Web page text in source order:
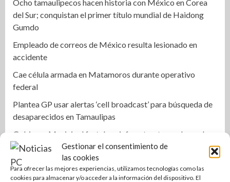
Gestionar el consentimiento de
las cookies
Para ofrecer las mejores experiencias, utilizamos tecnologías como las
cookies para almacenar y/o acceder a la información del dispositivo. El
Ocho tamaulipecos hacen historia con México en Corea
del Sur; conquistan el primer título mundial de Haidong
Gumdo
Empleado de correos de México resulta lesionado en
accidente
Cae célula armada en Matamoros durante operativo
federal
Plantea GP usar alertas ‘cell broadcast’ para búsqueda de
desaparecidos en Tamaulipas
Gobierno Municipal fortalece infraestructura urbana de
Altamira
Rehabilitan edificios en Arboledas para beneficiar a más
de dos mil habitantes maderenses